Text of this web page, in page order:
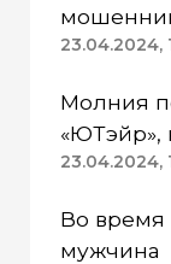
23.04.2024,
Молния
«ЮТэйр»,
Омск
23.04.2024,
Во время
мужчина